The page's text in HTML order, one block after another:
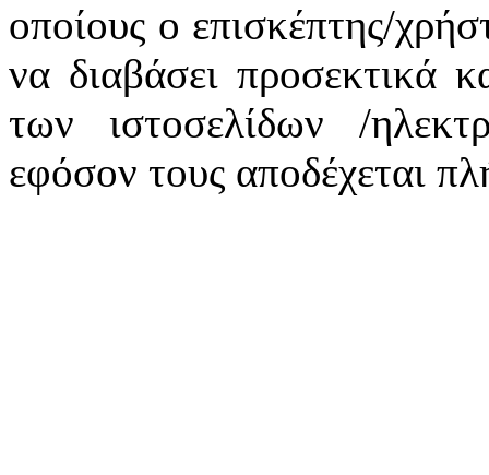
οποίους ο επισκέπτης/
να διαβάσει προσεκτικά
των ιστοσελίδων /
εφόσον τους αποδέχεται